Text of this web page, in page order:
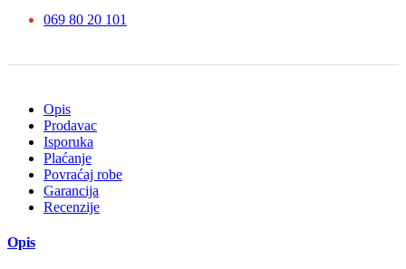
069 80 20 101
Opis
Prodavac
Isporuka
Plaćanje
Povraćaj robe
Garancija
Recenzije
Opis